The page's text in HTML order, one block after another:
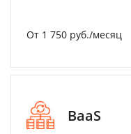
От 1 750 руб./месяц
BaaS